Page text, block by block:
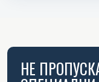
НЕ